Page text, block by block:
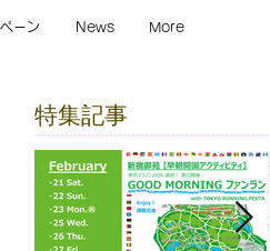
ーン News More
特集記事